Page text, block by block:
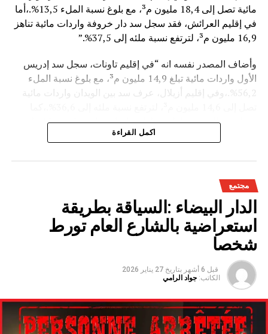
مائية تصل إلى 18,4 مليون م³، مع بلوغ نسبة الملء 13,5%.،أما
في إقليم العرائش، فقد سجل سد دار خروفة واردات مائية تناهز
16,9 مليون م³، لترتفع نسبة ملئه إلى 37,5%.”
وأضاف المصدر نفسه انه “في إقليم تاونات، سجل سد إدريس
الأول واردات مائية تبلغ 14,9 مليون م³، مع بلوغ نسبة الملء
56,2%.،وفي إقليم أزيلال، عرف سد بين الويدان واردات مائية
وتعكس هذه المعطيات الأثر الإيجابي على الثروة المائية
الوطنية،والفرشة المئية عموما ووقعها الايجابي على الفلاحة بعد
سنوات الجفاف .
اكمل القراءة
مجتمع
الدار البيضاء :السياقة بطريقة
استعراضية بالشارع العام تورط
شخصا
قبل 6 أشهر بتاريخ 27 يناير 2026
الكاتب: جواد الرامي